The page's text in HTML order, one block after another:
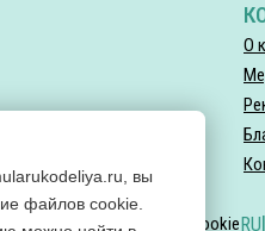
О
использования файлов CookieRU|
вы
файлов cookie.